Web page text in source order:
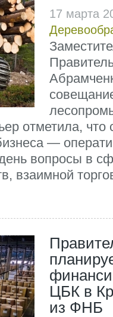
17 марта
отметила, что
—
вопросы в
взаимной
ЦБК в
из ФНБ